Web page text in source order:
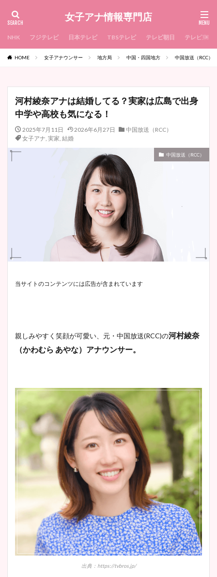
女子アナ情報専門店
NHK フジテレビ 日本テレビ TBSテレビ テレビ朝日 テレビ東京
HOME 女子アナウンサー 地方局 中国・四国地方 中国放送（RCC）
河村綾奈アナは結婚してる？実家は広島で出身
中学や高校も気になる！
2025年7月11日 2026年6月27日
中国放送（RCC）
女子アナ, 実家, 結婚
中国放送（RCC）
当サイトのコンテンツには広告が含まれています
親しみやすく笑顔が可愛い、元・中国放送(RCC)の河村綾奈
（かわむら あやな）アナウンサー。
出典：https://tvbros.jp/